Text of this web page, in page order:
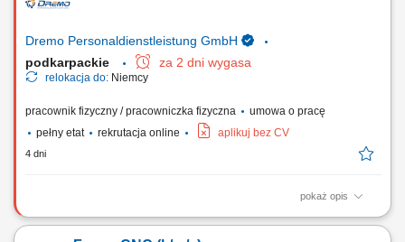
procesu obróbki CNC Zgłaszanie usterek, niezgodności jakościowych
Dremo Personaldienstleistung GmbH
podkarpackie
za 2 dni wygasa
relokacja do: Niemcy
pracownik fizyczny / pracowniczka fizyczna
umowa o pracę
pełny etat
rekrutacja online aplikuj bez CV
4 dni
pokaż opis
Obowiązki: Obsługa 3- i 5-osiowych centrów obróbczych oraz tokarek